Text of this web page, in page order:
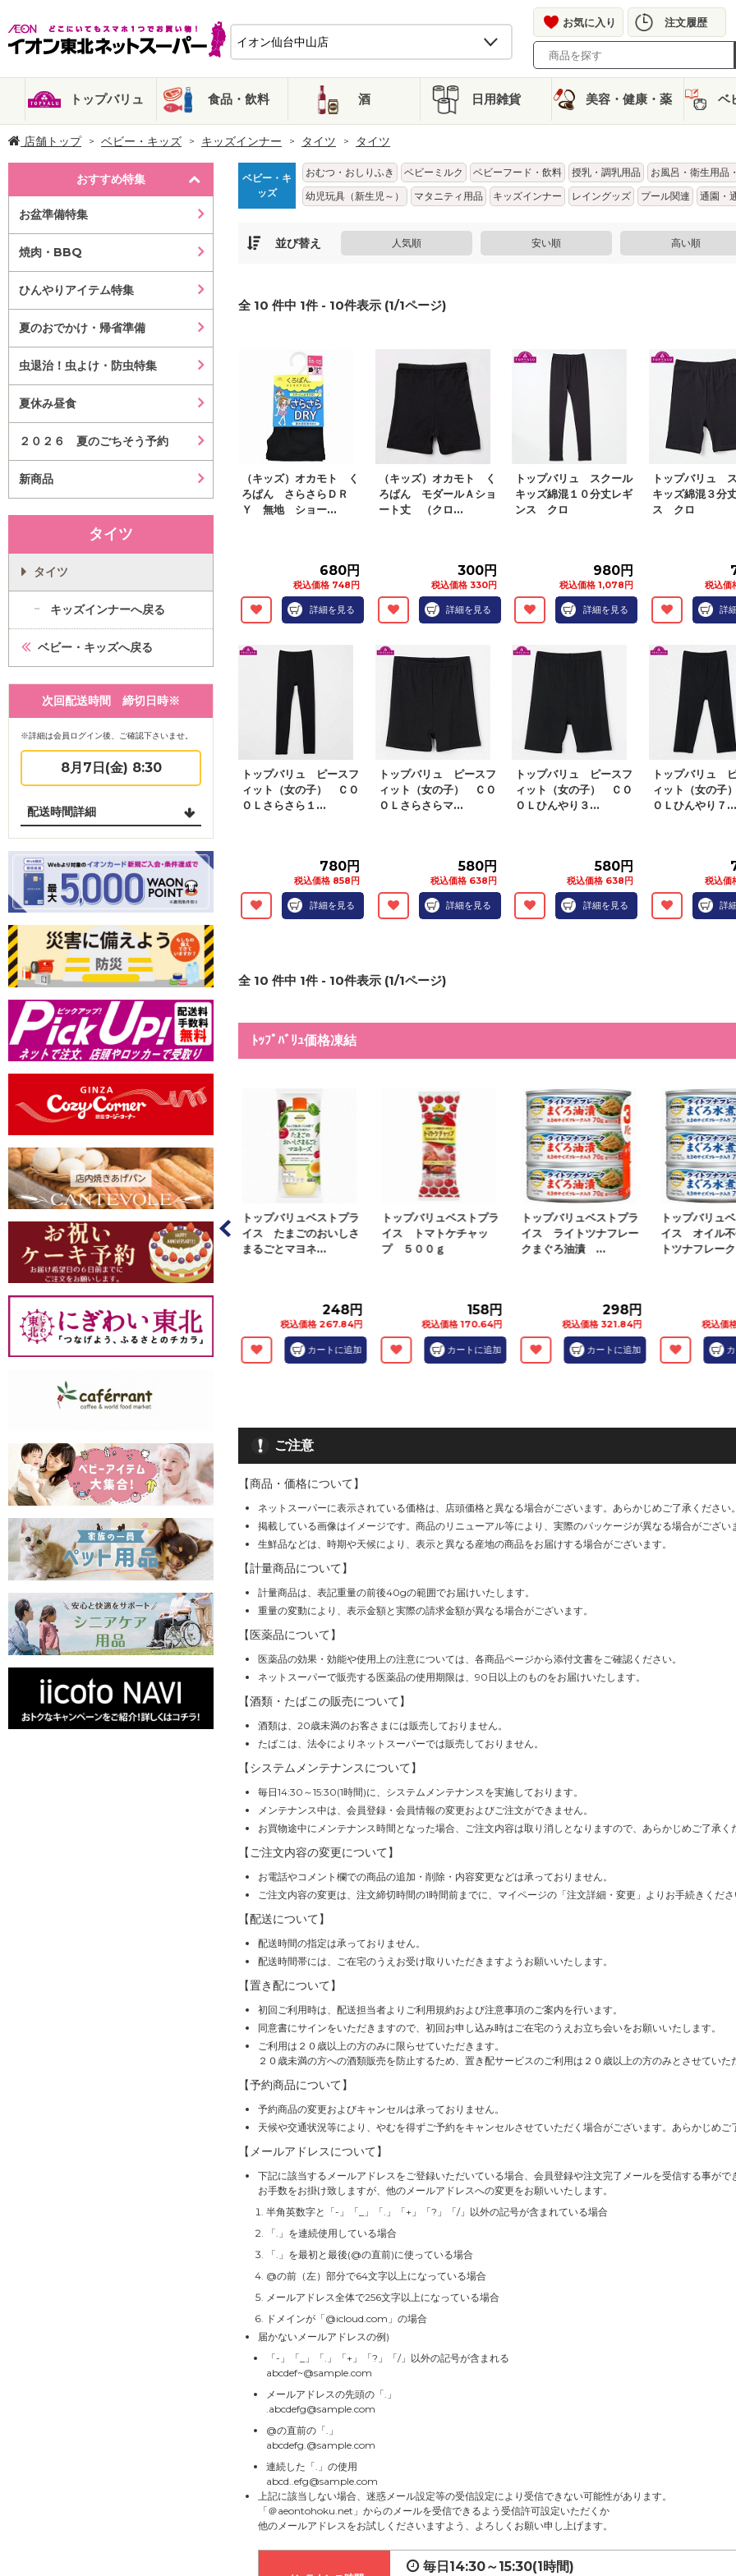
お気に入り 注文履歴
トップバリュ 食品・飲料 酒 日用雑貨 美容・健康・薬 ベ
店舗トップ ベビー・キッズ キッズインナー タイツ タイツ
おすすめ特集
お盆準備特集
焼肉・BBQ
ひんやりアイテム特集
夏のおでかけ・帰省準備
虫退治！虫よけ・防虫特集
夏休み昼食
２０２６ 夏のごちそう予約
新商品
タイツ
タイツ
キッズインナーへ戻る
ベビー・キッズへ戻る
次回配送時間 締切日時※
※詳細は会員ログイン後、ご確認下さいませ。
8月7日(金) 8:30
配送時間詳細
ベビー・キ
ッズ
おむつ・おしりふき ベビーミルク ベビーフード・飲料 授乳・調乳用品 お風呂・衛生用品
幼児玩具（新生児～）
マタニティ用品 キッズインナー レイングッズ プール関連 通園・
並び替え 人気順 安い順 高い順
全 10 件中 1件 - 10件表示 (1/1ページ)
（キッズ）オカモト く
ろぱん さらさらＤＲ
Ｙ 無地 ショー...
680円
税込価格 748円
詳細を見る
（キッズ）オカモト く
ろぱん モダールＡショ
ート丈 （クロ...
300円
税込価格 330円
詳細を見る
トップバリュ スクール
キッズ綿混１０分丈レギ
ンス クロ
980円
税込価格 1,078円
詳細を見る
トップバリュ
キッズ綿混３分
ス クロ
税込価
詳
トップバリュ ピースフ
ィット（女の子） ＣＯ
ＯＬさらさら１...
780円
税込価格 858円
詳細を見る
トップバリュ ピースフ
ィット（女の子） ＣＯ
ＯＬさらさらマ...
580円
税込価格 638円
詳細を見る
トップバリュ ピースフ
ィット（女の子） ＣＯ
ＯＬひんやり３...
580円
税込価格 638円
詳細を見る
トップバリュ
ィット（女の子
ＯＬひんやり７...
税込価
詳
全 10 件中 1件 - 10件表示 (1/1ページ)
ﾄｯﾌﾟﾊﾞﾘｭ価格凍結
イス ギョー
（３２...
158円
税込価格 170.64円
ストプライス ギョーザ
（にんにく無し...
158円
税込価格 170.64円
トップバリュベストプラ
イス たまごのおいしさ
まるごとマヨネ...
248円
税込価格 267.84円
カートに追加
トップバリュベストプラ
イス トマトケチャッ
プ ５００ｇ
158円
税込価格 170.64円
カートに追加
トップバリュベストプラ
イス ライトツナフレー
クまぐろ油漬 ...
298円
税込価格 321.84円
カートに追加
トップバリュ
イス オイル不
トツナフレー
税込価
ご注意
【商品・価格について】
ネットスーパーに表示されている価格は、店頭価格と異なる場合がございます。あらかじめご了承ください。
掲載している画像はイメージです。商品のリニューアル等により、実際のパッケージが異なる場合がござい
生鮮品などは、時期や天候により、表示と異なる産地の商品をお届けする場合がございます。
【計量商品について】
計量商品は、表記重量の前後40gの範囲でお届けいたします。
重量の変動により、表示金額と実際の請求金額が異なる場合がございます。
【医薬品について】
医薬品の効果・効能や使用上の注意については、各商品ページから添付文書をご確認ください。
ネットスーパーで販売する医薬品の使用期限は、90日以上のものをお届けいたします。
【酒類・たばこの販売について】
酒類は、20歳未満のお客さまには販売しておりません。
たばこは、法令によりネットスーパーでは販売しておりません。
【システムメンテナンスについて】
毎日14:30～15:30(1時間)に、システムメンテナンスを実施しております。
メンテナンス中は、会員登録・会員情報の変更およびご注文ができません。
お買物途中にメンテナンス時間となった場合、ご注文内容は取り消しとなりますので、あらかじめご了承く
【ご注文内容の変更について】
お電話やコメント欄での商品の追加・削除・内容変更などは承っておりません。
ご注文内容の変更は、注文締切時間の1時間前までに、マイページの「注文詳細・変更」よりお手続きくださ
【配送について】
配送時間の指定は承っておりません。
配送時間帯には、ご在宅のうえお受け取りいただきますようお願いいたします。
【置き配について】
初回ご利用時は、配送担当者よりご利用規約および注意事項のご案内を行います。
同意書にサインをいただきますので、初回お申し込み時はご在宅のうえお立ち会いをお願いいたします。
ご利用は２０歳以上の方のみに限らせていただきます。
２０歳未満の方への酒類販売を防止するため、置き配サービスのご利用は２０歳以上の方のみとさせていた
【予約商品について】
予約商品の変更およびキャンセルは承っておりません。
天候や交通状況等により、やむを得ずご予約をキャンセルさせていただく場合がございます。あらかじめご
【メールアドレスについて】
下記に該当するメールアドレスをご登録いただいている場合、会員登録や注文完了メールを受信する事がで
お手数をお掛け致しますが、他のメールアドレスへの変更をお願いいたします。
半角英数字と「-」「_」「.」「+」「?」「/」以外の記号が含まれている場合
「.」を連続使用している場合
「.」を最初と最後(@の直前)に使っている場合
@の前（左）部分で64文字以上になっている場合
メールアドレス全体で256文字以上になっている場合
ドメインが「@icloud.com」の場合
届かないメールアドレスの例)
「-」「_」「.」「+」「?」「/」以外の記号が含まれる
abcdef~@sample.com
メールアドレスの先頭の「.」
.abcdefg@sample.com
@の直前の「.」
abcdefg.@sample.com
連続した「.」の使用
abcd..efg@sample.com
上記に該当しない場合、迷惑メール設定等の受信設定により受信できない可能性があります。
「＠aeontohoku.net」からのメールを受信できるよう受信許可設定いただくか
他のメールアドレスをお試しくださいますよう、よろしくお願い申し上げます。
毎日14:30～15:30(1時間)